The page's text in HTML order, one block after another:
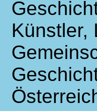
Künstler,